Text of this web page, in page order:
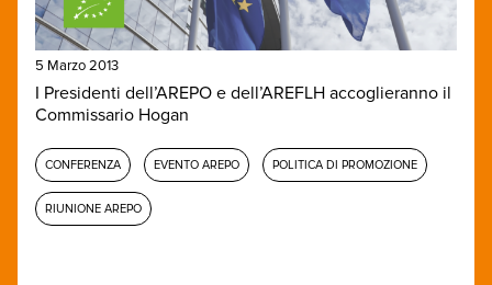
5 Marzo 2013
I Presidenti dell’AREPO e dell’AREFLH accoglieranno il
Commissario Hogan
CONFERENZA EVENTO AREPO POLITICA DI PROMOZIONE
RIUNIONE AREPO